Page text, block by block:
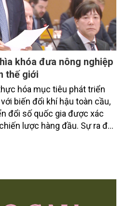
khóa đưa nông nghiệp
thế giới
hóa mục tiêu phát triển
biến đổi khí hậu toàn cầu,
đổi số quốc gia được xác
lược hàng đầu. Sự ra đời
trình cải cách toàn diện,
ứng và nâng cao hiệu
và môi trường.